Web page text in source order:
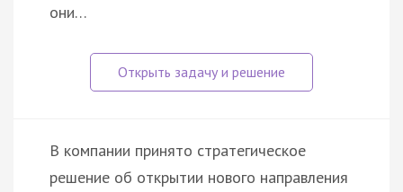
они…
В компании принято стратегическое
решение об открытии нового направления